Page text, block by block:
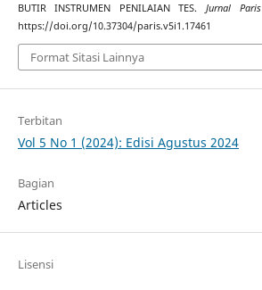
BUTIR INSTRUMEN PENILAIAN TES. Jurnal
https://doi.org/10.37304/paris.v5i1.17461
Format Sitasi Lainnya
Terbitan
Vol 5 No 1 (2024): Edisi Agustus 2024
Bagian
Articles
Lisensi